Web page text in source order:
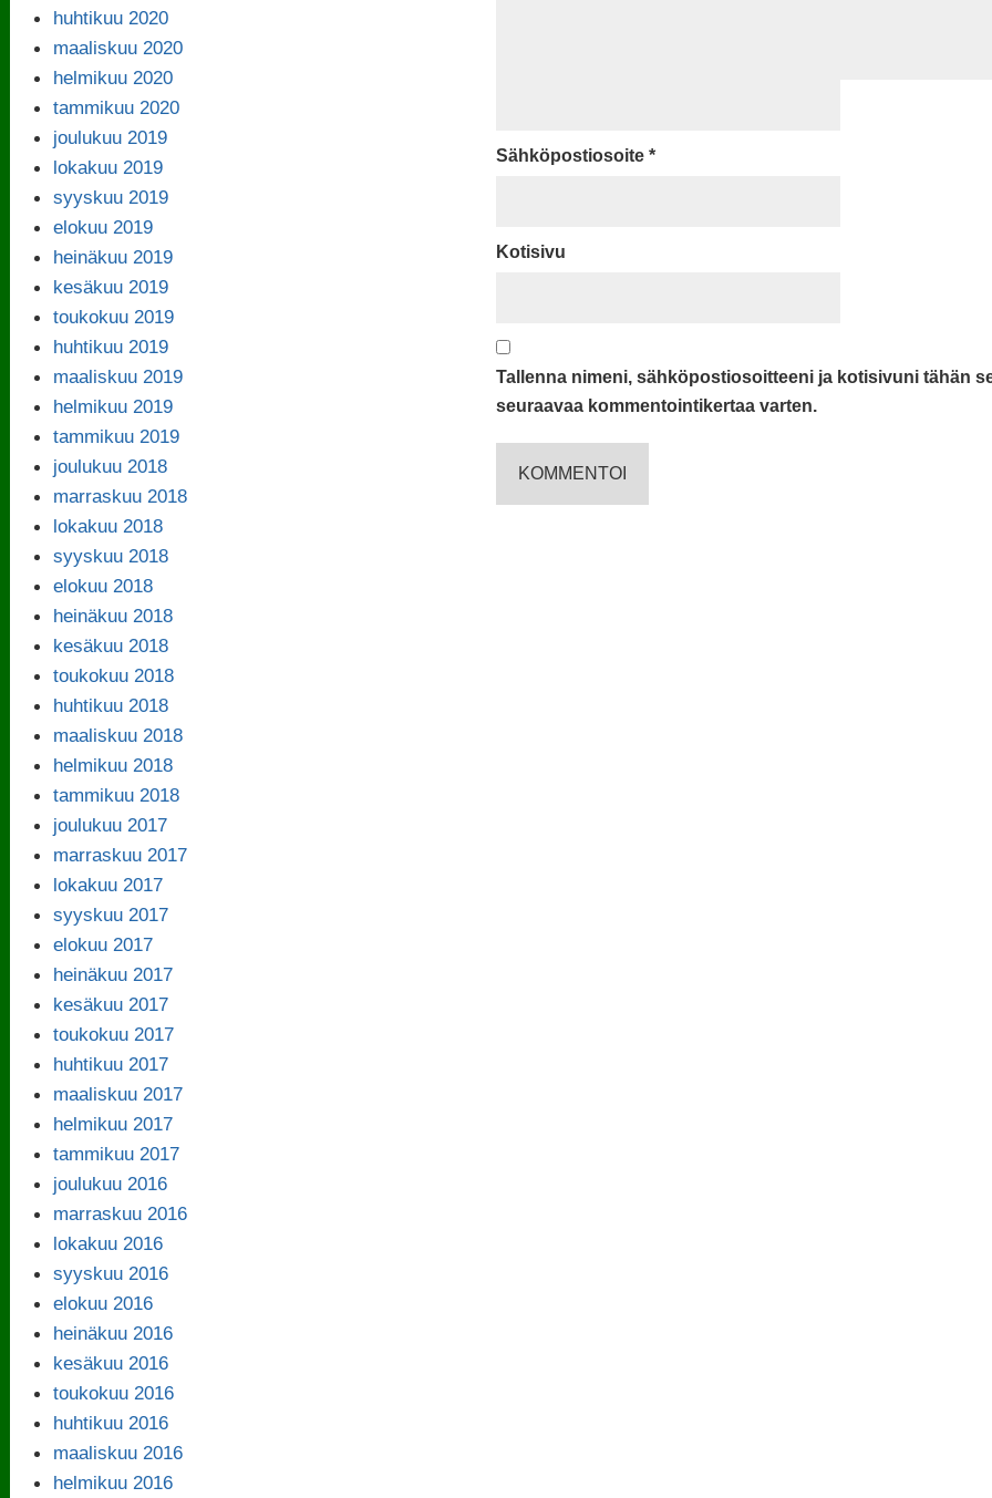
Sähköpostiosoite *
Kotisivu
Tallenna nimeni, sähköpostiosoitteeni ja kotisivuni tähän
seuraavaa kommentointikertaa varten.
huhtikuu 2020
maaliskuu 2020
helmikuu 2020
tammikuu 2020
joulukuu 2019
lokakuu 2019
syyskuu 2019
elokuu 2019
heinäkuu 2019
kesäkuu 2019
toukokuu 2019
huhtikuu 2019
maaliskuu 2019
helmikuu 2019
tammikuu 2019
joulukuu 2018
marraskuu 2018
lokakuu 2018
syyskuu 2018
elokuu 2018
heinäkuu 2018
kesäkuu 2018
toukokuu 2018
huhtikuu 2018
maaliskuu 2018
helmikuu 2018
tammikuu 2018
joulukuu 2017
marraskuu 2017
lokakuu 2017
syyskuu 2017
elokuu 2017
heinäkuu 2017
kesäkuu 2017
toukokuu 2017
huhtikuu 2017
maaliskuu 2017
helmikuu 2017
tammikuu 2017
joulukuu 2016
marraskuu 2016
lokakuu 2016
syyskuu 2016
elokuu 2016
heinäkuu 2016
kesäkuu 2016
toukokuu 2016
huhtikuu 2016
maaliskuu 2016
helmikuu 2016